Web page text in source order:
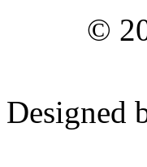
©
Designed